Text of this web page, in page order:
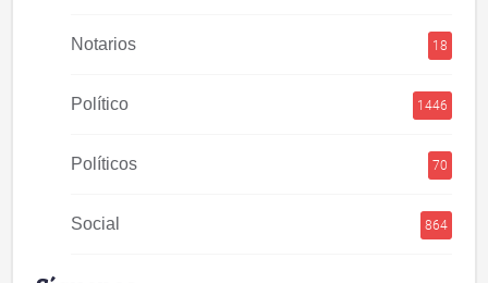
Notarios 18
Político 1446
Políticos 70
Social 864